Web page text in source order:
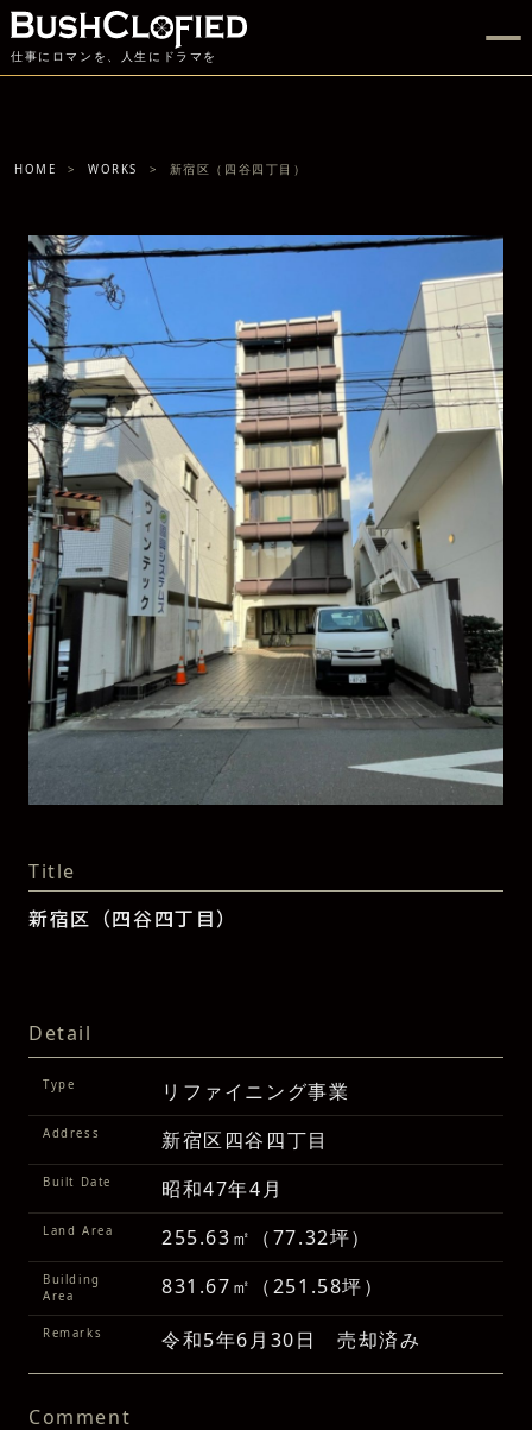
仕事にロマンを、人生にドラマを
HOME WORKS 新宿区（四谷四丁目）
Title
新宿区（四谷四丁目）
Detail
Type リファイニング事業
Address 新宿区四谷四丁目
Built Date 昭和47年4月
Land Area 255.63㎡（77.32坪）
Building
Area
831.67㎡（251.58坪）
Remarks 令和5年6月30日 売却済み
Comment